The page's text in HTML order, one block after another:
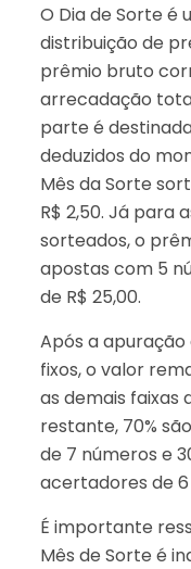
O Dia de Sorte é
distribuição de
prêmio bruto
arrecadação
parte é
deduzidos do
Mês da Sorte
R$ 2,50. Já para
sorteados, o
apostas com 5
de R$ 25,00.
Após a
fixos, o valor
as demais faixas
restante, 70%
de 7 números e
acertadores de
É importante
Mês de Sorte é